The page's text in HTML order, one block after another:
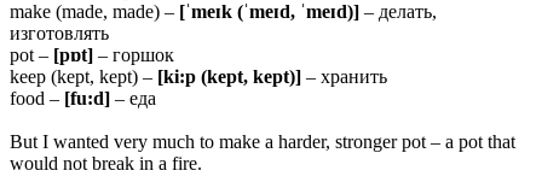
make (made, made) – [ˈmeɪk (ˈmeɪd, ˈmeɪd)] – делать,
изготовлять
pot – [pɒt] – горшок
keep (kept, kept) – [ki:p (kept, kept)] – хранить
food – [fu:d] – еда
But I wanted very much to make a harder, stronger pot – a pot that
would not break in a fire.